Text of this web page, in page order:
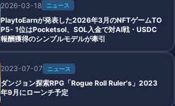
2026-03-18 ニュース
PlaytoEarnが発表した2026年3月のNFTゲームTO
P5- 1位はPocketsol、SOL入金で対AI戦・USDC
報酬獲得のシンプルモデルが牽引
2023-07-07 ニュース
ダンジョン探索RPG「Rogue Roll Ruler's」2023
年9月にローンチ予定